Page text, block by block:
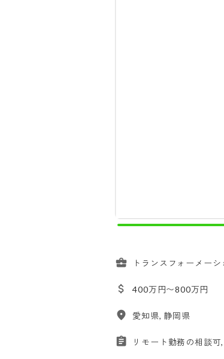
トランスフォーメー
400万円〜800万円
愛知県, 静岡県
リモート勤務の相談